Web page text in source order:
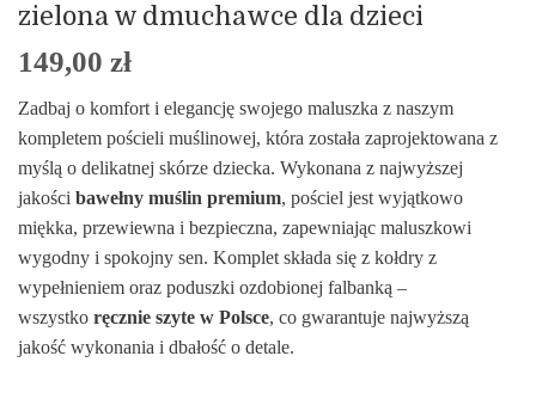
zielona w dmuchawce dla dzieci
149,00 zł
Zadbaj o komfort i elegancję swojego maluszka z naszym
kompletem pościeli muślinowej, która została zaprojektowana z
myślą o delikatnej skórze dziecka. Wykonana z najwyższej
jakości bawełny muślin premium, pościel jest wyjątkowo
miękka, przewiewna i bezpieczna, zapewniając maluszkowi
wygodny i spokojny sen. Komplet składa się z kołdry z
wypełnieniem oraz poduszki ozdobionej falbanką –
wszystko ręcznie szyte w Polsce, co gwarantuje najwyższą
jakość wykonania i dbałość o detale.